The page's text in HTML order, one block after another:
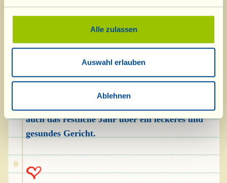
Alle zulassen
Auswahl erlauben
Ablehnen
etwas Essig, wenn man mag) gibt, um die
der Zeit des „neuen Öls", wie man bei uns sagt,
also wenn die Oliven gerade frisch gepresst
worden sind und ihr Saft - das Öl - am
wohlriechendsten und duftendsten ist und seine
Schärfe „im Hals beißt", ist der „Pinzimonio"
auch das restliche Jahr über ein leckeres und
gesundes Gericht.